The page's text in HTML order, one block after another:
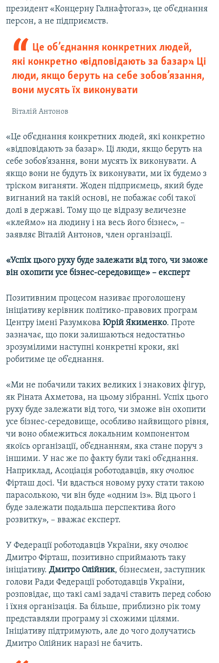
президент «Концерну Галнафтогаз», це об’єднання
персон, а не підприємств.
Це об’єднання конкретних людей,
які конкретно «відповідають за базар». Ці
люди, якщо беруть на себе зобов’язання,
вони мусять їх виконувати
Віталій Антонов
«Це об’єднання конкретних людей, які конкретно
«відповідають за базар». Ці люди, якщо беруть на
себе зобов’язання, вони мусять їх виконувати. А
якщо вони не будуть їх виконувати, ми їх будемо з
тріском виганяти. Жоден підприємець, який буде
вигнаний на такій основі, не побажає собі такої
долі в державі. Тому що це відразу величезне
«клеймо» на людину і на весь його бізнес», –
заявляє Віталій Антонов, член організації.
«Успіх цього руху буде залежати від того, чи зможе
він охопити усе бізнес-середовище» – експерт
Позитивним процесом називає проголошену
ініціативу керівник політико-правових програм
Центру імені Разумкова Юрій Якименко. Проте
зазначає, що поки залишаються недостатньо
зрозумілими наступні конкретні кроки, які
робитиме це об’єднання.
«Ми не побачили таких великих і знакових фігур,
як Ріната Ахметова, на цьому зібранні. Успіх цього
руху буде залежати від того, чи зможе він охопити
усе бізнес-середовище, особливо найвищого рівня,
чи воно обмежиться локальним компонентом
якоїсь організації, об’єднанням, яка стане поруч з
іншими. У нас же по факту були такі об’єднання.
Наприклад, Асоціація роботодавців, яку очолює
Фірташ досі. Чи вдасться новому руху стати такою
парасолькою, чи він буде «одним із». Від цього і
буде залежати подальша перспектива його
розвитку», – вважає експерт.
У Федерації роботодавців України, яку очолює
Дмитро Фірташ, позитивно сприймають таку
ініціативу. Дмитро Олійник, бізнесмен, заступник
голови Ради Федерації роботодавців України,
розповідає, що такі самі задачі ставить перед собою
і їхня організація. Ба більше, приблизно рік тому
представляли програму зі схожими цілями.
Ініціативу підтримують, але до чого долучатись
Дмитро Олійник наразі не бачить.